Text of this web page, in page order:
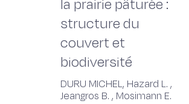
la prairie pâturée :
structure du
couvert et
biodiversité
DURU MICHEL, Hazard L. ,
Jeangros B. , Mosimann E.